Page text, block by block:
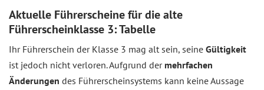
Aktuelle Führerscheine für die alte
Führerscheinklasse 3: Tabelle
Ihr Führerschein der Klasse 3 mag alt sein, seine Gültigkeit
ist jedoch nicht verloren. Aufgrund der mehrfachen
Änderungen des Führerscheinsystems kann keine Aussage